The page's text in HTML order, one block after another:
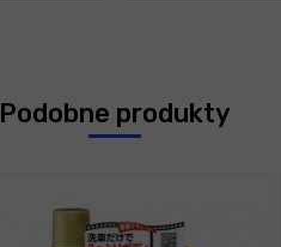
Podobne produkty